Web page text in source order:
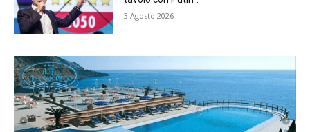
3 Agosto 2026